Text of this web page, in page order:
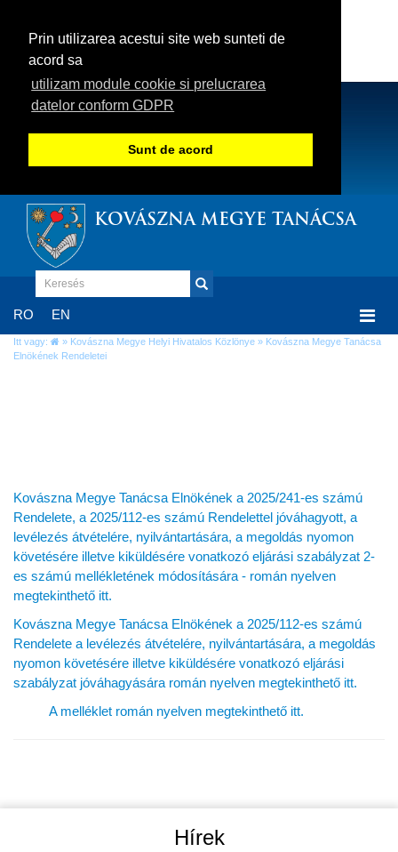
Prin utilizarea acestui site web sunteti de
acord sa
utilizam module cookie si prelucrarea
datelor conform GDPR
Sunt de acord
KOVÁSZNA MEGYE TANÁCSA
RO EN
Itt vagy: » Kovászna Megye Helyi Hivatalos Közlönye » Kovászna Megye Tanácsa
Elnökének Rendeletei
Kovászna Megye Tanácsa Elnökének a 2025/241-es számú
Rendelete, a 2025/112-es számú Rendelettel jóváhagyott, a
levélezés átvételére, nyilvántartására, a megoldás nyomon
követésére illetve kiküldésére vonatkozó eljárási szabályzat 2-
es számú mellékletének módosítására - román nyelven
megtekinthető itt.
Kovászna Megye Tanácsa Elnökének a 2025/112-es számú
Rendelete a levélezés átvételére, nyilvántartására, a megoldás
nyomon követésére illetve kiküldésére vonatkozó eljárási
szabályzat jóváhagyására román nyelven megtekinthető itt.
A melléklet román nyelven megtekinthető itt.
Hírek